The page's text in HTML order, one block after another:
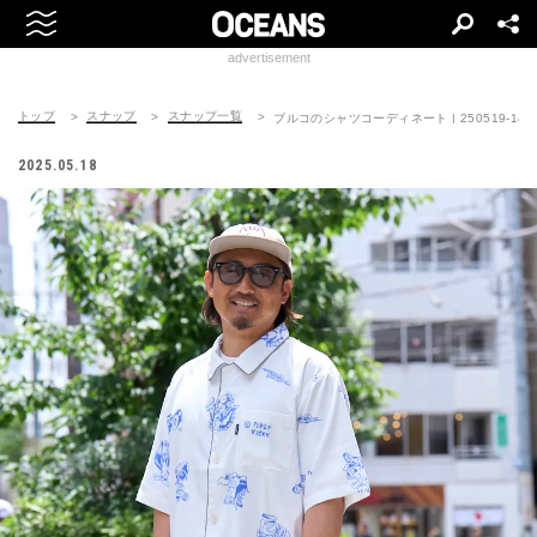
advertisement
トップ スナップ スナップ一覧 ブルコのシャツコーディネート | 250519-
2025.05.18